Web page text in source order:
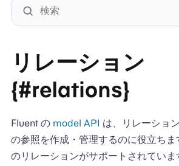
リレーション
{#relations}
Fluent の model API は、リレーショ
の参照を作成・管理するのに役立ち
のリレーションがサポートされていま